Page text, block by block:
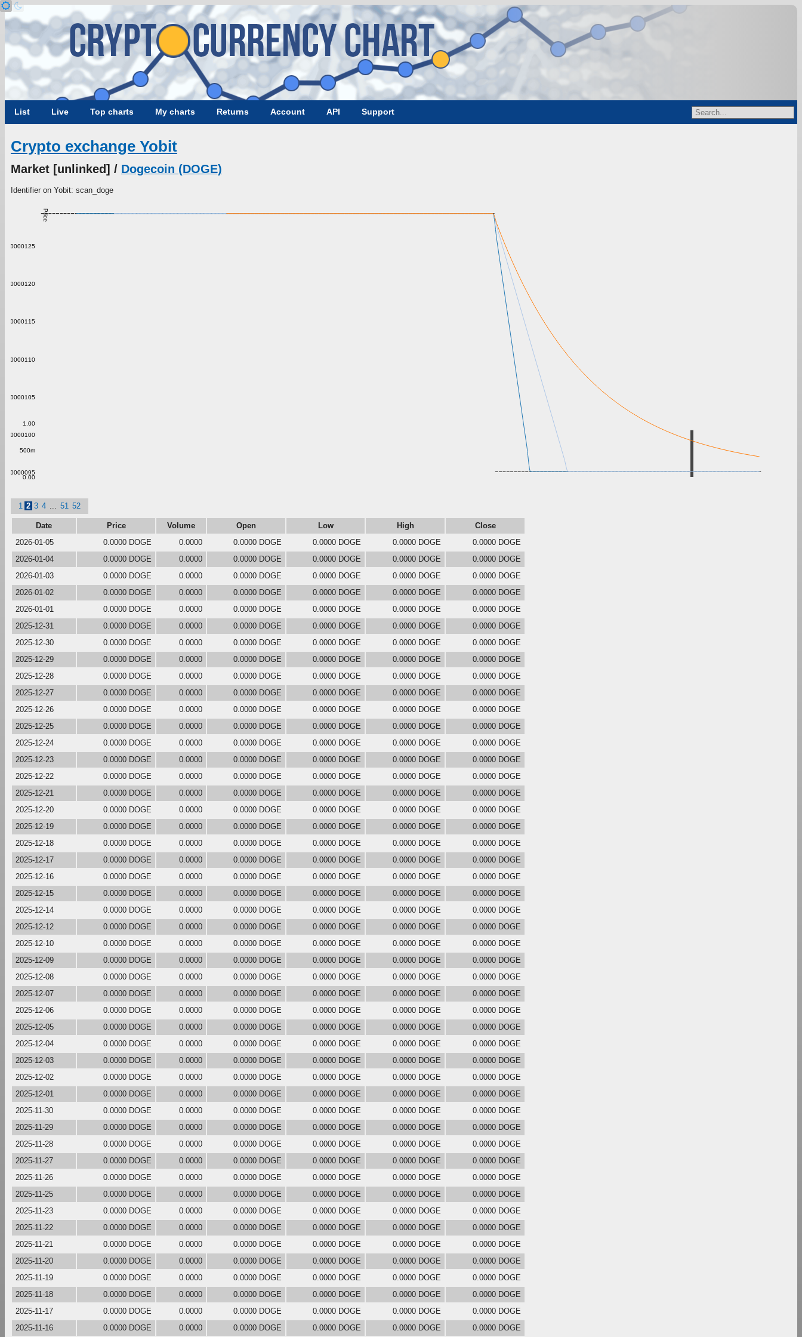
List Live Top charts My charts Returns Account API Support
Crypto exchange Yobit
Market [unlinked] / Dogecoin (DOGE)
Identifier on Yobit: scan_doge
Price
0.0000095
0.0000100
0.0000105
0.0000110
0.0000115
0.0000120
0.0000125
0.00
500m
1.00
1 2 3 4 51 52
Date Price Volume Open Low High
Close
2026-01-05
0.0000 DOGE 0.0000 0.0000 DOGE 0.0000 DOGE 0.0000 DOGE
0.0000 DOGE
2026-01-04
0.0000 DOGE 0.0000 0.0000 DOGE 0.0000 DOGE 0.0000 DOGE
0.0000 DOGE
2026-01-03
0.0000 DOGE 0.0000 0.0000 DOGE 0.0000 DOGE 0.0000 DOGE
0.0000 DOGE
2026-01-02
0.0000 DOGE 0.0000 0.0000 DOGE 0.0000 DOGE 0.0000 DOGE
0.0000 DOGE
2026-01-01
0.0000 DOGE 0.0000 0.0000 DOGE 0.0000 DOGE 0.0000 DOGE
0.0000 DOGE
2025-12-31
0.0000 DOGE 0.0000 0.0000 DOGE 0.0000 DOGE 0.0000 DOGE
0.0000 DOGE
2025-12-30
0.0000 DOGE 0.0000 0.0000 DOGE 0.0000 DOGE 0.0000 DOGE
0.0000 DOGE
2025-12-29
0.0000 DOGE 0.0000 0.0000 DOGE 0.0000 DOGE 0.0000 DOGE
0.0000 DOGE
2025-12-28
0.0000 DOGE 0.0000 0.0000 DOGE 0.0000 DOGE 0.0000 DOGE
0.0000 DOGE
2025-12-27
0.0000 DOGE 0.0000 0.0000 DOGE 0.0000 DOGE 0.0000 DOGE
0.0000 DOGE
2025-12-26
0.0000 DOGE 0.0000 0.0000 DOGE 0.0000 DOGE 0.0000 DOGE
0.0000 DOGE
2025-12-25
0.0000 DOGE 0.0000 0.0000 DOGE 0.0000 DOGE 0.0000 DOGE
0.0000 DOGE
2025-12-24
0.0000 DOGE 0.0000 0.0000 DOGE 0.0000 DOGE 0.0000 DOGE
0.0000 DOGE
2025-12-23
0.0000 DOGE 0.0000 0.0000 DOGE 0.0000 DOGE 0.0000 DOGE
0.0000 DOGE
2025-12-22
0.0000 DOGE 0.0000 0.0000 DOGE 0.0000 DOGE 0.0000 DOGE
0.0000 DOGE
2025-12-21
0.0000 DOGE 0.0000 0.0000 DOGE 0.0000 DOGE 0.0000 DOGE
0.0000 DOGE
2025-12-20
0.0000 DOGE 0.0000 0.0000 DOGE 0.0000 DOGE 0.0000 DOGE
0.0000 DOGE
2025-12-19
0.0000 DOGE 0.0000 0.0000 DOGE 0.0000 DOGE 0.0000 DOGE
0.0000 DOGE
2025-12-18
0.0000 DOGE 0.0000 0.0000 DOGE 0.0000 DOGE 0.0000 DOGE
0.0000 DOGE
2025-12-17
0.0000 DOGE 0.0000 0.0000 DOGE 0.0000 DOGE 0.0000 DOGE
0.0000 DOGE
2025-12-16
0.0000 DOGE 0.0000 0.0000 DOGE 0.0000 DOGE 0.0000 DOGE
0.0000 DOGE
2025-12-15
0.0000 DOGE 0.0000 0.0000 DOGE 0.0000 DOGE 0.0000 DOGE
0.0000 DOGE
2025-12-14
0.0000 DOGE 0.0000 0.0000 DOGE 0.0000 DOGE 0.0000 DOGE
0.0000 DOGE
2025-12-12
0.0000 DOGE 0.0000 0.0000 DOGE 0.0000 DOGE 0.0000 DOGE
0.0000 DOGE
2025-12-10
0.0000 DOGE 0.0000 0.0000 DOGE 0.0000 DOGE 0.0000 DOGE
0.0000 DOGE
2025-12-09
0.0000 DOGE 0.0000 0.0000 DOGE 0.0000 DOGE 0.0000 DOGE
0.0000 DOGE
2025-12-08
0.0000 DOGE 0.0000 0.0000 DOGE 0.0000 DOGE 0.0000 DOGE
0.0000 DOGE
2025-12-07
0.0000 DOGE 0.0000 0.0000 DOGE 0.0000 DOGE 0.0000 DOGE
0.0000 DOGE
2025-12-06
0.0000 DOGE 0.0000 0.0000 DOGE 0.0000 DOGE 0.0000 DOGE
0.0000 DOGE
2025-12-05
0.0000 DOGE 0.0000 0.0000 DOGE 0.0000 DOGE 0.0000 DOGE
0.0000 DOGE
2025-12-04
0.0000 DOGE 0.0000 0.0000 DOGE 0.0000 DOGE 0.0000 DOGE
0.0000 DOGE
2025-12-03
0.0000 DOGE 0.0000 0.0000 DOGE 0.0000 DOGE 0.0000 DOGE
0.0000 DOGE
2025-12-02
0.0000 DOGE 0.0000 0.0000 DOGE 0.0000 DOGE 0.0000 DOGE
0.0000 DOGE
2025-12-01
0.0000 DOGE 0.0000 0.0000 DOGE 0.0000 DOGE 0.0000 DOGE
0.0000 DOGE
2025-11-30
0.0000 DOGE 0.0000 0.0000 DOGE 0.0000 DOGE 0.0000 DOGE
0.0000 DOGE
2025-11-29
0.0000 DOGE 0.0000 0.0000 DOGE 0.0000 DOGE 0.0000 DOGE
0.0000 DOGE
2025-11-28
0.0000 DOGE 0.0000 0.0000 DOGE 0.0000 DOGE 0.0000 DOGE
0.0000 DOGE
2025-11-27
0.0000 DOGE 0.0000 0.0000 DOGE 0.0000 DOGE 0.0000 DOGE
0.0000 DOGE
2025-11-26
0.0000 DOGE 0.0000 0.0000 DOGE 0.0000 DOGE 0.0000 DOGE
0.0000 DOGE
2025-11-25
0.0000 DOGE 0.0000 0.0000 DOGE 0.0000 DOGE 0.0000 DOGE
0.0000 DOGE
2025-11-23
0.0000 DOGE 0.0000 0.0000 DOGE 0.0000 DOGE 0.0000 DOGE
0.0000 DOGE
2025-11-22
0.0000 DOGE 0.0000 0.0000 DOGE 0.0000 DOGE 0.0000 DOGE
0.0000 DOGE
2025-11-21
0.0000 DOGE 0.0000 0.0000 DOGE 0.0000 DOGE 0.0000 DOGE
0.0000 DOGE
2025-11-20
0.0000 DOGE 0.0000 0.0000 DOGE 0.0000 DOGE 0.0000 DOGE
0.0000 DOGE
2025-11-19
0.0000 DOGE 0.0000 0.0000 DOGE 0.0000 DOGE 0.0000 DOGE
0.0000 DOGE
2025-11-18
0.0000 DOGE 0.0000 0.0000 DOGE 0.0000 DOGE 0.0000 DOGE
0.0000 DOGE
2025-11-17
0.0000 DOGE 0.0000 0.0000 DOGE 0.0000 DOGE 0.0000 DOGE
0.0000 DOGE
2025-11-16
0.0000 DOGE 0.0000 0.0000 DOGE 0.0000 DOGE 0.0000 DOGE 0.0000 DOGE